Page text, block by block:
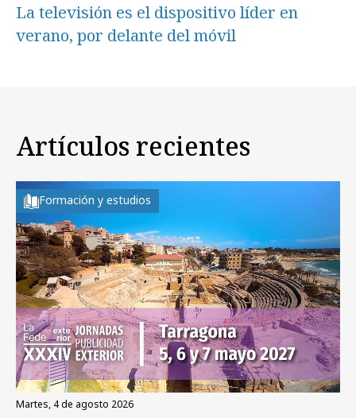
La televisión es el dispositivo líder en
verano, por delante del móvil
Artículos recientes
Formación y estudios
martes, 4 de agosto 2026